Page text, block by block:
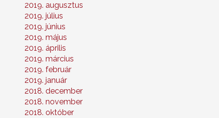
2019. augusztus
2019. július
2019. június
2019. május
2019. április
2019. március
2019. február
2019. január
2018. december
2018. november
2018. október